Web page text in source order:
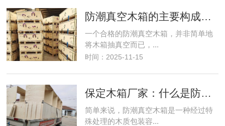
防潮真空木箱的主要构成与工艺
一个合格的防潮真空木箱，并非简单地
将木箱抽真空而已，...
时间：2025-11-15
保定木箱厂家：什么是防潮真空木箱？
简单来说，防潮真空木箱是一种经过特
殊处理的木质包装容...